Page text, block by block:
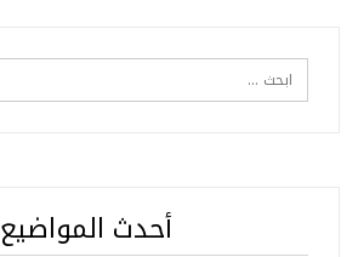
أحدث المواضيع